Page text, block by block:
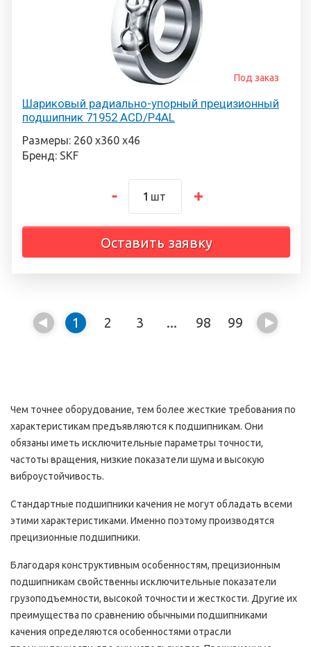
Шариковый радиально-упорный прецизионный
подшипник 71952 ACD/P4AL
Под заказ
Размеры: 260 х360 х46
Бренд: SKF
шт
Оставить заявку
1 2 3 ... 98 99
Чем точнее оборудование, тем более жесткие требования по
характеристикам предъявляются к подшипникам. Они
обязаны иметь исключительные параметры точности,
частоты вращения, низкие показатели шума и высокую
виброустойчивость.
Стандартные подшипники качения не могут обладать всеми
этими характеристиками. Именно поэтому производятся
прецизионные подшипники.
Благодаря конструктивным особенностям, прецизионным
подшипникам свойственны исключительные показатели
грузоподъемности, высокой точности и жесткости. Другие их
преимущества по сравнению обычными подшипниками
качения определяются особенностями отрасли